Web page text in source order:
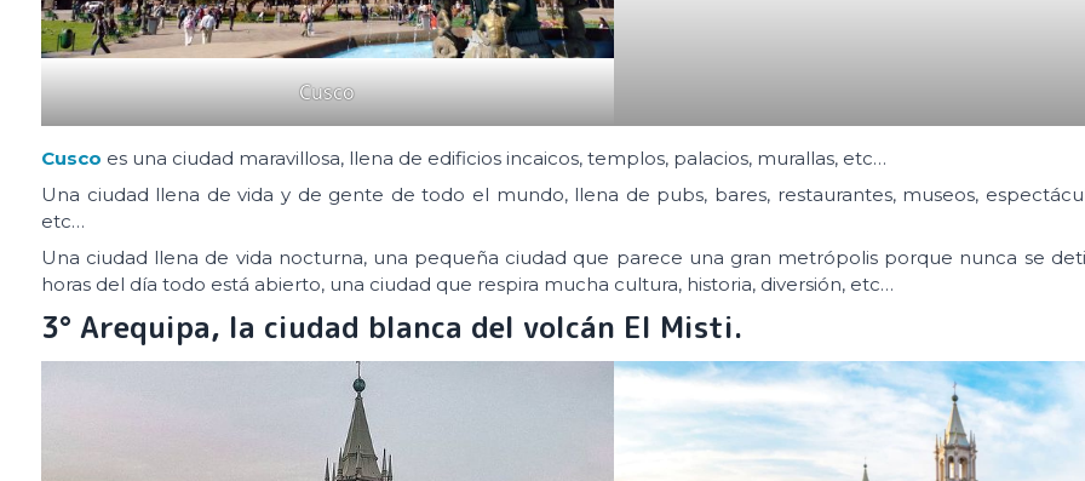
Cusco
Cusco es una ciudad maravillosa, llena de edificios incaicos, templos, palacios, murallas, etc…
Una ciudad llena de vida y de gente de todo el mundo, llena de pubs, bares, restaurantes, museos,
etc…
Una ciudad llena de vida nocturna, una pequeña ciudad que parece una gran metrópolis porque nunca se
horas del día todo está abierto, una ciudad que respira mucha cultura, historia, diversión, etc…
3° Arequipa, la ciudad blanca del volcán El Misti.